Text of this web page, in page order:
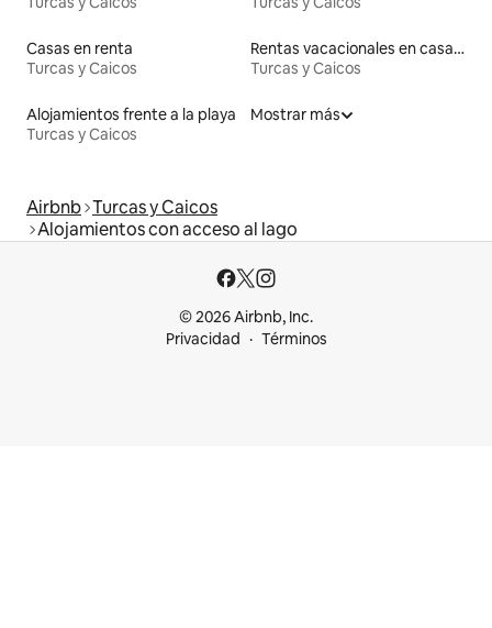
Casas en renta
Turcas y Caicos
Rentas vacacionales en casas adosadas
Turcas y Caicos
Alojamientos frente a la playa
Turcas y Caicos
Mostrar más
Airbnb Turcas y Caicos
Alojamientos con acceso al lago
© 2026 Airbnb, Inc.
Privacidad
Términos